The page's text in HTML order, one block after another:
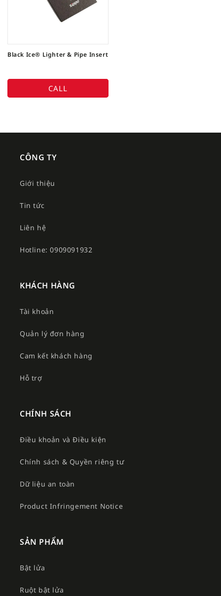
Black Ice® Lighter & Pipe Insert
CALL
CÔNG TY
Giới thiệu
Tin tức
Liên hệ
Hotline: 0909091932
KHÁCH HÀNG
Tài khoản
Quản lý đơn hàng
Cam kết khách hàng
Hỗ trợ
CHÍNH SÁCH
Điều khoản và Điều kiện
Chính sách & Quyền riêng tư
Dữ liệu an toàn
Product Infringement Notice
SẢN PHẨM
Bật lửa
Ruột bật lửa